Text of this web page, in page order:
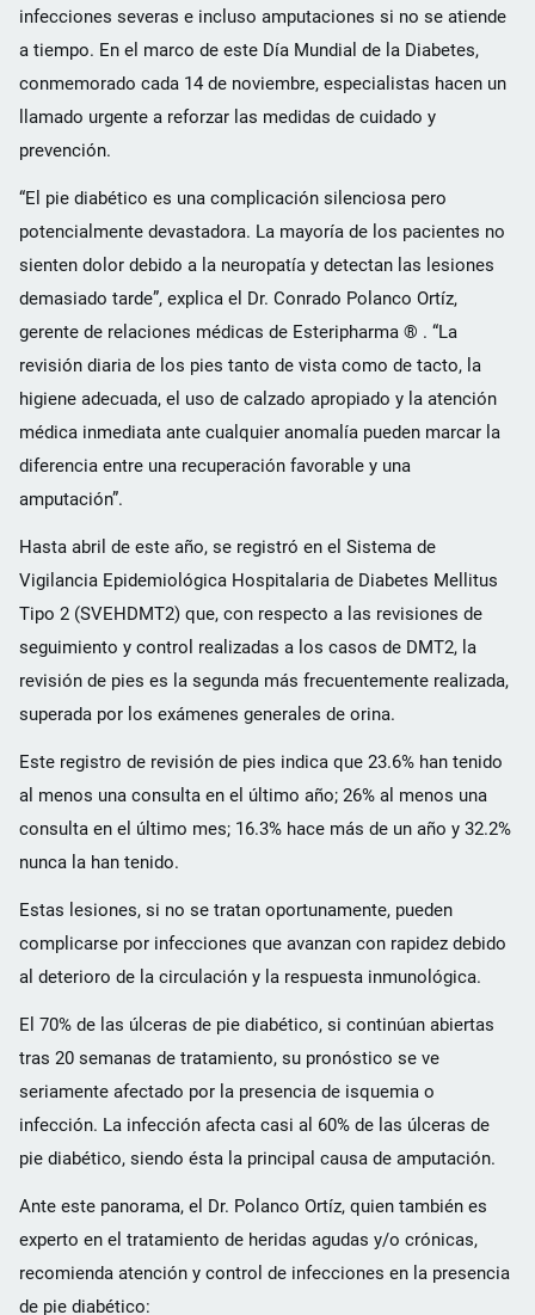
infecciones severas e incluso amputaciones si no se atiende
a tiempo. En el marco de este Día Mundial de la Diabetes,
conmemorado cada 14 de noviembre, especialistas hacen un
llamado urgente a reforzar las medidas de cuidado y
prevención.
“El pie diabético es una complicación silenciosa pero
potencialmente devastadora. La mayoría de los pacientes no
sienten dolor debido a la neuropatía y detectan las lesiones
demasiado tarde”, explica el Dr. Conrado Polanco Ortíz,
gerente de relaciones médicas de Esteripharma ® . “La
revisión diaria de los pies tanto de vista como de tacto, la
higiene adecuada, el uso de calzado apropiado y la atención
médica inmediata ante cualquier anomalía pueden marcar la
diferencia entre una recuperación favorable y una
amputación”.
Hasta abril de este año, se registró en el Sistema de
Vigilancia Epidemiológica Hospitalaria de Diabetes Mellitus
Tipo 2 (SVEHDMT2) que, con respecto a las revisiones de
seguimiento y control realizadas a los casos de DMT2, la
revisión de pies es la segunda más frecuentemente realizada,
superada por los exámenes generales de orina.
Este registro de revisión de pies indica que 23.6% han tenido
al menos una consulta en el último año; 26% al menos una
consulta en el último mes; 16.3% hace más de un año y 32.2%
nunca la han tenido.
Estas lesiones, si no se tratan oportunamente, pueden
complicarse por infecciones que avanzan con rapidez debido
al deterioro de la circulación y la respuesta inmunológica.
El 70% de las úlceras de pie diabético, si continúan abiertas
tras 20 semanas de tratamiento, su pronóstico se ve
seriamente afectado por la presencia de isquemia o
infección. La infección afecta casi al 60% de las úlceras de
pie diabético, siendo ésta la principal causa de amputación.
Ante este panorama, el Dr. Polanco Ortíz, quien también es
experto en el tratamiento de heridas agudas y/o crónicas,
recomienda atención y control de infecciones en la presencia
de pie diabético: